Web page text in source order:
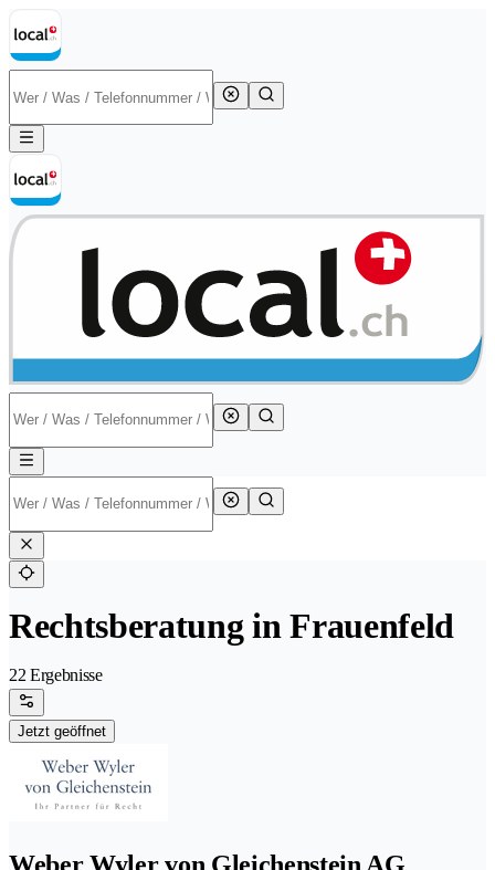
Rechtsberatung in Frauenfeld
22 Ergebnisse
Jetzt geöffnet